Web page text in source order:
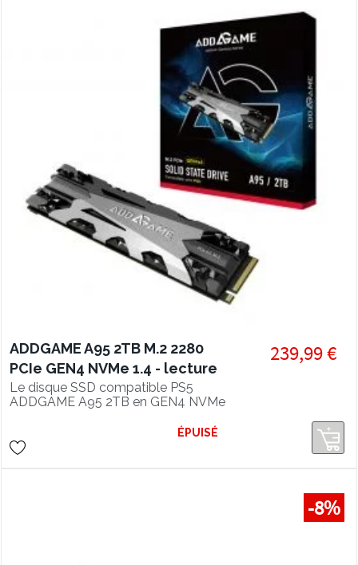
ADDGAME A95 2TB M.2 2280
PCIe GEN4 NVMe 1.4 - lecture
7300 Mo/s, SSD compatible PS5
Le disque SSD compatible PS5
ADDGAME A95 2TB en GEN4 NVMe
de 7400 Mo/s et un refroidissement
super efficace grâce à son heatsink
intégré.
239,99 €
ÉPUISÉ
-8%